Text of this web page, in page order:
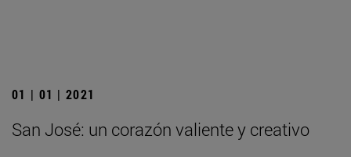
01 | 01 | 2021
San José: un corazón valiente y creativo